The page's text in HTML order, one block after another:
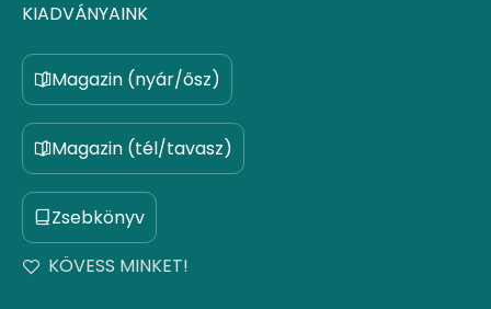
KIADVÁNYAINK
Magazin (nyár/ősz)
Magazin (tél/tavasz)
Zsebkönyv
KÖVESS MINKET!